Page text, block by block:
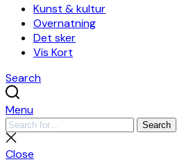
Kunst & kultur
Overnatning
Det sker
Vis Kort
Search
Menu
Search
for:
Search
Close
search
Close